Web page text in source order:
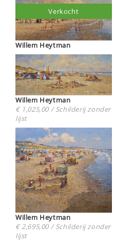
Willem Heytman
Verkocht
Willem Heytman
€ 1,025,00 / Schilderij zonder
lijst
Willem Heytman
€ 2,695,00 / Schilderij zonder
lijst